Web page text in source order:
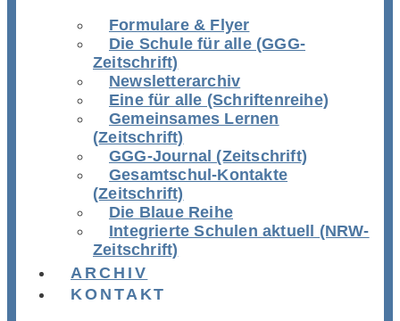
Formulare & Flyer
Die Schule für alle (GGG-
Zeitschrift)
Newsletterarchiv
Eine für alle (Schriftenreihe)
Gemeinsames Lernen
(Zeitschrift)
GGG-Journal (Zeitschrift)
Gesamtschul-Kontakte
(Zeitschrift)
Die Blaue Reihe
Integrierte Schulen aktuell (NRW-
Zeitschrift)
ARCHIV
KONTAKT